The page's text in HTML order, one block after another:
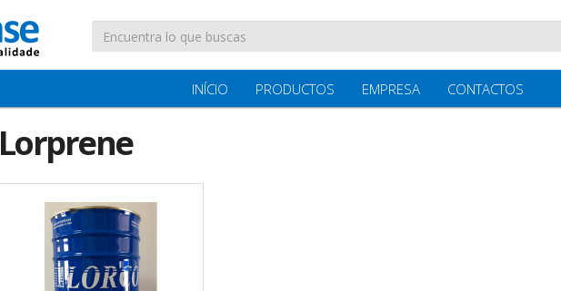
INÍCIO PRODUCTOS EMPRESA CONTACTOS
Lorprene